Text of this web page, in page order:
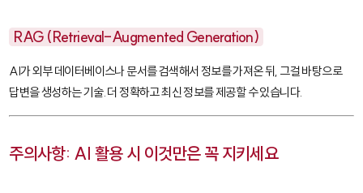
RAG (Retrieval-Augmented Generation)
AI가 외부 데이터베이스나 문서를 검색해서 정보를 가져온 뒤, 그걸 바탕으로
답변을 생성하는 기술. 더 정확하고 최신 정보를 제공할 수 있습니다.
주의사항: AI 활용 시 이것만은 꼭 지키세요